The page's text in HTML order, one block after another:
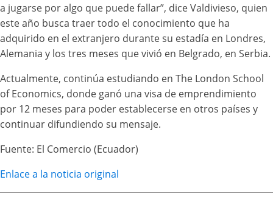
a jugarse por algo que puede fallar”, dice Valdivieso, quien
este año busca traer todo el conocimiento que ha
adquirido en el extranjero durante su estadía en Londres,
Alemania y los tres meses que vivió en Belgrado, en Serbia.
Actualmente, continúa estudiando en The London School
of Economics, donde ganó una visa de emprendimiento
por 12 meses para poder establecerse en otros países y
continuar difundiendo su mensaje.
Fuente: El Comercio (Ecuador)
Enlace a la noticia original